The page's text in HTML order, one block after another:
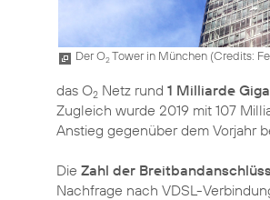
Der O2Tower in München (Credits:
das O2 Netz rund 1 Milliarde
Zugleich wurde 2019 mit 107
Anstieg gegenüber dem Vorjahr
Die Zahl der
Nachfrage nach VDSL-